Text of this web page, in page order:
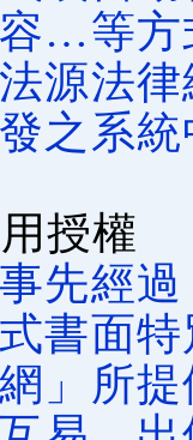
…等方
源法
之系
授權
先經
書面
」所